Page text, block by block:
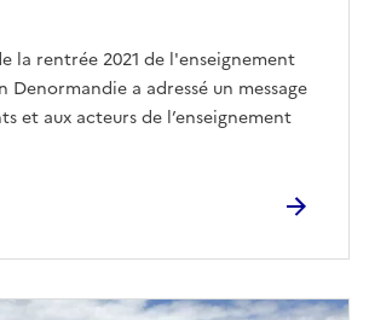
la rentrée 2021 de l'enseignement
Denormandie a adressé un message
et aux acteurs de l’enseignement